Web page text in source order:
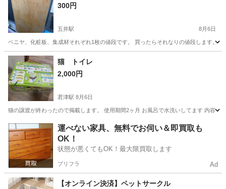
300円
五井駅 8月6日
ベニヤ、化粧板、集成材それぞれ1枚の値段です。 買ったらそれなりの値段します。
千葉 市原市 五井駅
猫 トイレ
2,000円
君津駅 8月6日
猫の譲渡が終わったので掲載します。 使用期間2ヶ月 お風呂で水洗いしてます 内容 ト
千葉 君津市 君津駅 その他 トイレ
運べない家具、無料でお伺い＆即買取も
OK！
状態が悪くてもOK！最大限買取します
プリフラ Ad
【オンライン決済】ペットサークル